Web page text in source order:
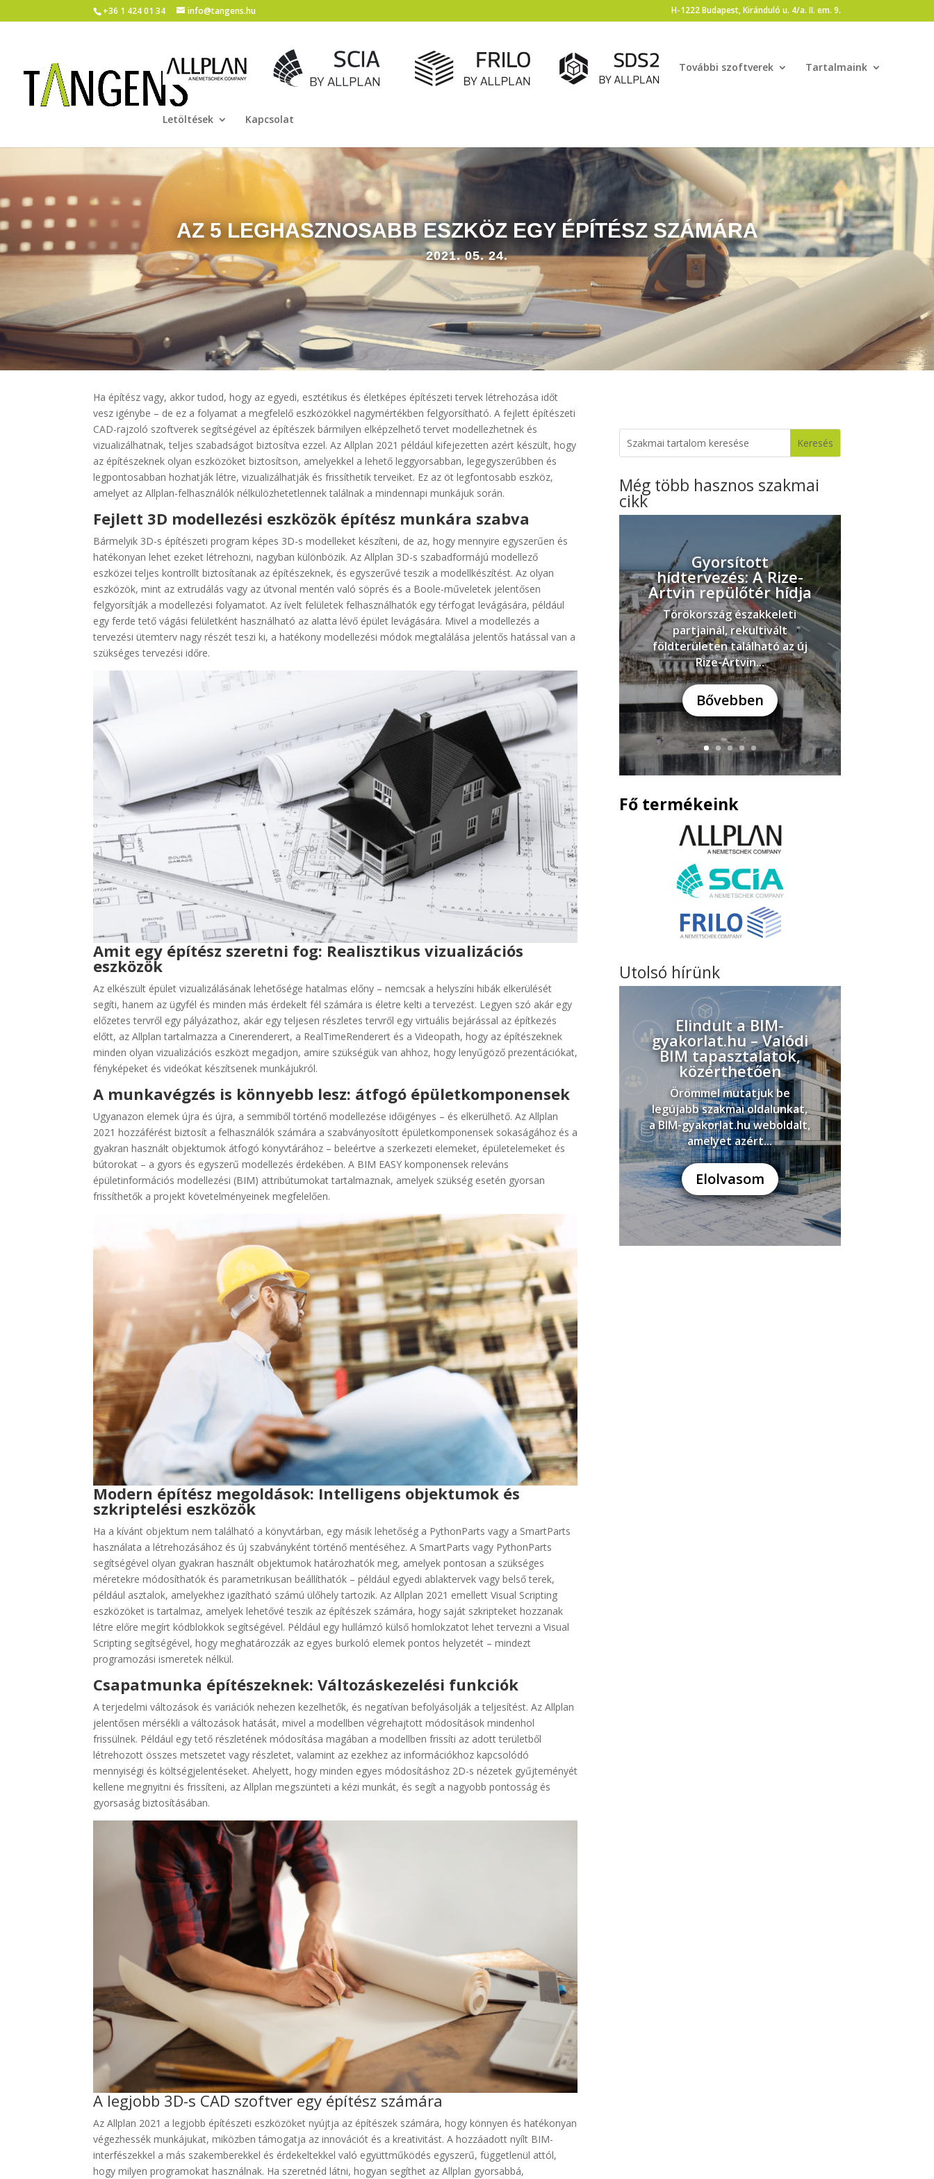
+36 1 424 01 34 info@tangens.hu H-1222 Budapest, Kiránduló u. 4/a. II. em. 9.
További szoftverek Tartalmaink
Letöltések Kapcsolat
AZ 5 LEGHASZNOSABB ESZKÖZ EGY ÉPÍTÉSZ SZÁMÁRA
2021. 05. 24.
Ha építész vagy, akkor tudod, hogy az egyedi, esztétikus és életképes építészeti tervek létrehozása időt
vesz igénybe – de ez a folyamat a megfelelő eszközökkel nagymértékben felgyorsítható. A fejlett építészeti
CAD-rajzoló szoftverek segítségével az építészek bármilyen elképzelhető tervet modellezhetnek és
vizualizálhatnak, teljes szabadságot biztosítva ezzel. Az Allplan 2021 például kifejezetten azért készült, hogy
az építészeknek olyan eszközöket biztosítson, amelyekkel a lehető leggyorsabban, legegyszerűbben és
legpontosabban hozhatják létre, vizualizálhatják és frissíthetik terveiket. Ez az öt legfontosabb eszköz,
amelyet az Allplan-felhasználók nélkülözhetetlennek találnak a mindennapi munkájuk során.
Fejlett 3D modellezési eszközök építész munkára szabva
Bármelyik 3D-s építészeti program képes 3D-s modelleket készíteni, de az, hogy mennyire egyszerűen és
hatékonyan lehet ezeket létrehozni, nagyban különbözik. Az Allplan 3D-s szabadformájú modellező
eszközei teljes kontrollt biztosítanak az építészeknek, és egyszerűvé teszik a modellkészítést. Az olyan
eszközök, mint az extrudálás vagy az útvonal mentén való söprés és a Boole-műveletek jelentősen
felgyorsítják a modellezési folyamatot. Az ívelt felületek felhasználhatók egy térfogat levágására, például
egy ferde tető vágási felületként használható az alatta lévő épület levágására. Mivel a modellezés a
tervezési ütemterv nagy részét teszi ki, a hatékony modellezési módok megtalálása jelentős hatással van a
szükséges tervezési időre.
Amit egy építész szeretni fog: Realisztikus vizualizációs
eszközök
Az elkészült épület vizualizálásának lehetősége hatalmas előny – nemcsak a helyszíni hibák elkerülését
segíti, hanem az ügyfél és minden más érdekelt fél számára is életre kelti a tervezést. Legyen szó akár egy
előzetes tervről egy pályázathoz, akár egy teljesen részletes tervről egy virtuális bejárással az építkezés
előtt, az Allplan tartalmazza a Cinerenderert, a RealTimeRenderert és a Videopath, hogy az építészeknek
minden olyan vizualizációs eszközt megadjon, amire szükségük van ahhoz, hogy lenyűgöző prezentációkat,
fényképeket és videókat készítsenek munkájukról.
A munkavégzés is könnyebb lesz: átfogó épületkomponensek
Ugyanazon elemek újra és újra, a semmiből történő modellezése időigényes – és elkerülhető. Az Allplan
2021 hozzáférést biztosít a felhasználók számára a szabványosított épületkomponensek sokaságához és a
gyakran használt objektumok átfogó könyvtárához – beleértve a szerkezeti elemeket, épületelemeket és
bútorokat – a gyors és egyszerű modellezés érdekében. A BIM EASY komponensek releváns
épületinformációs modellezési (BIM) attribútumokat tartalmaznak, amelyek szükség esetén gyorsan
frissíthetők a projekt követelményeinek megfelelően.
Modern építész megoldások: Intelligens objektumok és
szkriptelési eszközök
Ha a kívánt objektum nem található a könyvtárban, egy másik lehetőség a PythonParts vagy a SmartParts
használata a létrehozásához és új szabványként történő mentéséhez. A SmartParts vagy PythonParts
segítségével olyan gyakran használt objektumok határozhatók meg, amelyek pontosan a szükséges
méretekre módosíthatók és parametrikusan beállíthatók – például egyedi ablaktervek vagy belső terek,
például asztalok, amelyekhez igazítható számú ülőhely tartozik. Az Allplan 2021 emellett Visual Scripting
eszközöket is tartalmaz, amelyek lehetővé teszik az építészek számára, hogy saját szkripteket hozzanak
létre előre megírt kódblokkok segítségével. Például egy hullámzó külső homlokzatot lehet tervezni a Visual
Scripting segítségével, hogy meghatározzák az egyes burkoló elemek pontos helyzetét – mindezt
programozási ismeretek nélkül.
Csapatmunka építészeknek: Változáskezelési funkciók
A terjedelmi változások és variációk nehezen kezelhetők, és negatívan befolyásolják a teljesítést. Az Allplan
jelentősen mérsékli a változások hatását, mivel a modellben végrehajtott módosítások mindenhol
frissülnek. Például egy tető részletének módosítása magában a modellben frissíti az adott területből
létrehozott összes metszetet vagy részletet, valamint az ezekhez az információkhoz kapcsolódó
mennyiségi és költségjelentéseket. Ahelyett, hogy minden egyes módosításhoz 2D-s nézetek gyűjteményét
kellene megnyitni és frissíteni, az Allplan megszünteti a kézi munkát, és segít a nagyobb pontosság és
gyorsaság biztosításában.
A legjobb 3D-s CAD szoftver egy építész számára
Az Allplan 2021 a legjobb építészeti eszközöket nyújtja az építészek számára, hogy könnyen és hatékonyan
végezhessék munkájukat, miközben támogatja az innovációt és a kreativitást. A hozzáadott nyílt BIM-
interfészekkel a más szakemberekkel és érdekeltekkel való együttműködés egyszerű, függetlenül attól,
hogy milyen programokat használnak. Ha szeretnéd látni, hogyan segíthet az Allplan gyorsabbá,
Még több hasznos szakmai
cikk
Gyorsított
hídtervezés: A Rize-
Artvin repülőtér hídja
Törökország északkeleti
partjainál, rekultivált
földterületen található az új
Rize-Artvin...
Bővebben
Fő termékeink
Utolsó hírünk
Elindult a BIM-
gyakorlat.hu – Valódi
BIM tapasztalatok,
közérthetően
Örömmel mutatjuk be
legújabb szakmai oldalunkat,
a BIM-gyakorlat.hu weboldalt,
amelyet azért...
Elolvasom